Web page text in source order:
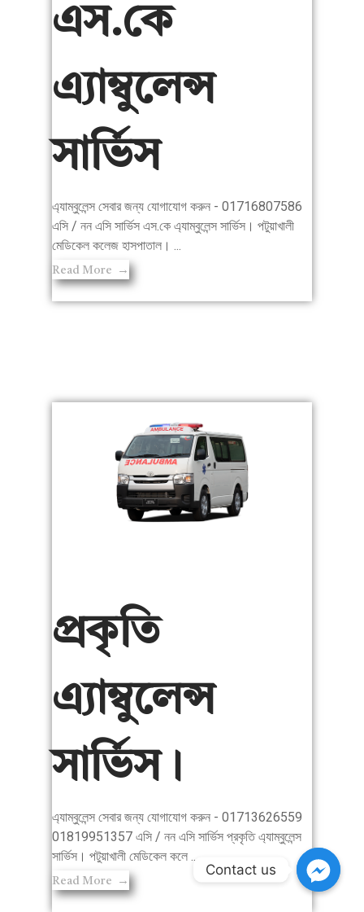
এস.কে
এ্যাম্বুলেন্স
সার্ভিস
এ্যাম্বুলেন্স সেবার জন্য যোগাযোগ করুন - 01716807586
এসি / নন এসি সার্ভিস এস.কে এ্যাম্বুলেন্স সার্ভিস। পটুয়াখালী
মেডিকেল কলেজ হাসপাতাল। ...
Read More
প্রকৃতি
এ্যাম্বুলেন্স
সার্ভিস।
এ্যাম্বুলেন্স সেবার জন্য যোগাযোগ করুন - 01713626559
01819951357 এসি / নন এসি সার্ভিস প্রকৃতি এ্যাম্বুলেন্স
সার্ভিস। পটুয়াখালী মেডিকেল কলে ...
Read More
Contact us